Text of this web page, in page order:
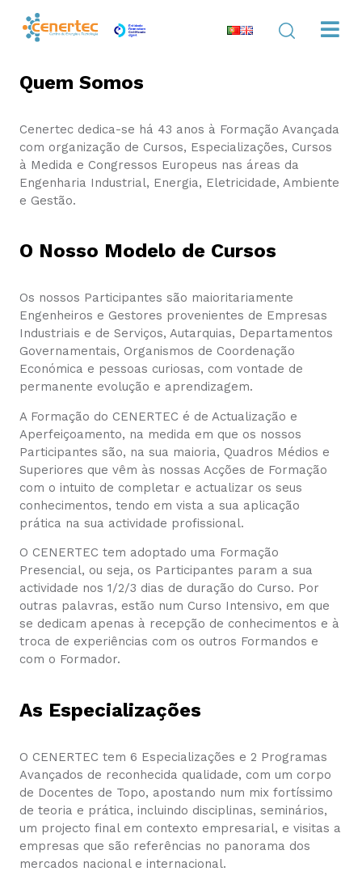
Quem Somos
Cenertec dedica-se há 43 anos à Formação Avançada
com organização de Cursos, Especializações, Cursos
à Medida e Congressos Europeus nas áreas da
Engenharia Industrial, Energia, Eletricidade, Ambiente
e Gestão.
O Nosso Modelo de Cursos
Os nossos Participantes são maioritariamente
Engenheiros e Gestores provenientes de Empresas
Industriais e de Serviços, Autarquias, Departamentos
Governamentais, Organismos de Coordenação
Económica e pessoas curiosas, com vontade de
permanente evolução e aprendizagem.
A Formação do CENERTEC é de Actualização e
Aperfeiçoamento, na medida em que os nossos
Participantes são, na sua maioria, Quadros Médios e
Superiores que vêm às nossas Acções de Formação
com o intuito de completar e actualizar os seus
conhecimentos, tendo em vista a sua aplicação
prática na sua actividade profissional.
O CENERTEC tem adoptado uma Formação
Presencial, ou seja, os Participantes param a sua
actividade nos 1/2/3 dias de duração do Curso. Por
outras palavras, estão num Curso Intensivo, em que
se dedicam apenas à recepção de conhecimentos e à
troca de experiências com os outros Formandos e
com o Formador.
As Especializações
O CENERTEC tem 6 Especializações e 2 Programas
Avançados de reconhecida qualidade, com um corpo
de Docentes de Topo, apostando num mix fortíssimo
de teoria e prática, incluindo disciplinas, seminários,
um projecto final em contexto empresarial, e visitas a
empresas que são referências no panorama dos
mercados nacional e internacional.